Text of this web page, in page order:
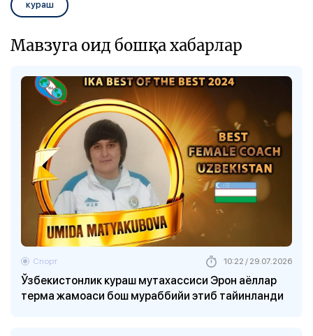
кураш
Мавзуга оид бошқа хабарлар
Ўзбекистонлик кураш мутахассиси Эрон аёллар
терма жамоаси бош мураббийи этиб тайинланди
Спорт 10:22 / 29.07.2026